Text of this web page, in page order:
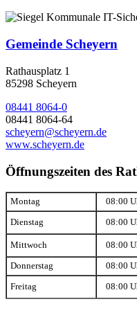
Gemeinde Scheyern
Rathausplatz 1
85298 Scheyern
08441 8064-0
08441 8064-64
scheyern@scheyern.de
www.scheyern.de
Öffnungszeiten des
Montag 08:00
Dienstag 08:00
Mittwoch 08:00
Donnerstag 08:00
Freitag 08:00